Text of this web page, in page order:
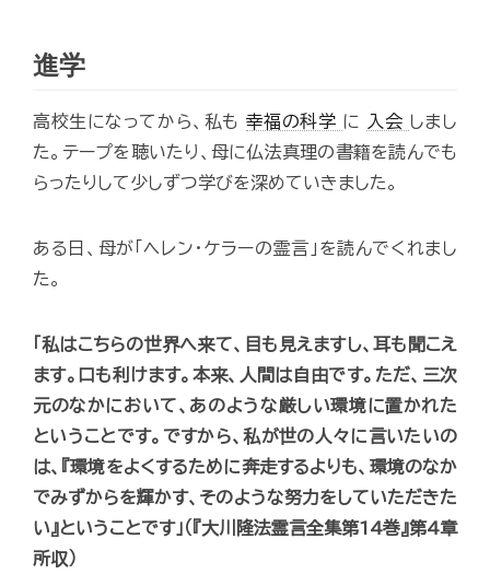
進学
高校生になってから、私も 幸福の科学 に 入会 しまし
た。テープを聴いたり、母に仏法真理の書籍を読んでも
らったりして少しずつ学びを深めていきました。
ある日、母が「ヘレン・ケラーの霊言」を読んでくれまし
た。
「私はこちらの世界へ来て、目も見えますし、耳も聞こえ
ます。口も利けます。本来、人間は自由です。ただ、三次
元のなかにおいて、あのような厳しい環境に置かれた
ということです。ですから、私が世の人々に言いたいの
は、『環境をよくするために奔走するよりも、環境のなか
でみずからを輝かす、そのような努力をしていただきた
い』ということです」（『大川隆法霊言全集第14巻』第4章
所収）